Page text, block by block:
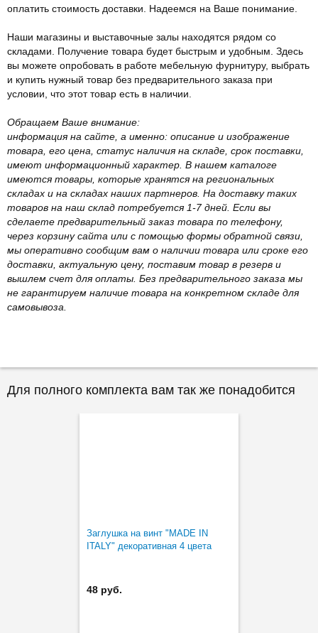
оплатить стоимость доставки. Надеемся на Ваше понимание.
Наши магазины и выставочные залы находятся рядом со
складами. Получение товара будет быстрым и удобным. Здесь
вы можете опробовать в работе мебельную фурнитуру, выбрать
и купить нужный товар без предварительного заказа при
условии, что этот товар есть в наличии.
Обращаем Ваше внимание:
информация на сайте, а именно: описание и изображение
товара, его цена, статус наличия на складе, срок поставки,
имеют информационный характер. В нашем каталоге
имеются товары, которые хранятся на региональных
складах и на складах наших партнеров. На доставку таких
товаров на наш склад потребуется 1-7 дней. Если вы
сделаете предварительный заказ товара по телефону,
через корзину сайта или с помощью формы обратной связи,
мы оперативно сообщим вам о наличии товара или сроке его
доставки, актуальную цену, поставим товар в резерв и
вышлем счет для оплаты. Без предварительного заказа мы
не гарантируем наличие товара на конкретном складе для
самовывоза.
Для полного комплекта вам так же понадобится
Заглушка на винт "MADE IN
ITALY" декоративная 4 цвета
48 руб.